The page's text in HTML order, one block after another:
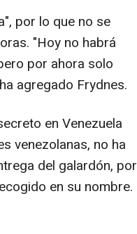
por lo que no se
"Hoy no habrá
por ahora solo
agregado Frydnes.
en Venezuela
venezolanas, no ha
del galardón, por
en su nombre.